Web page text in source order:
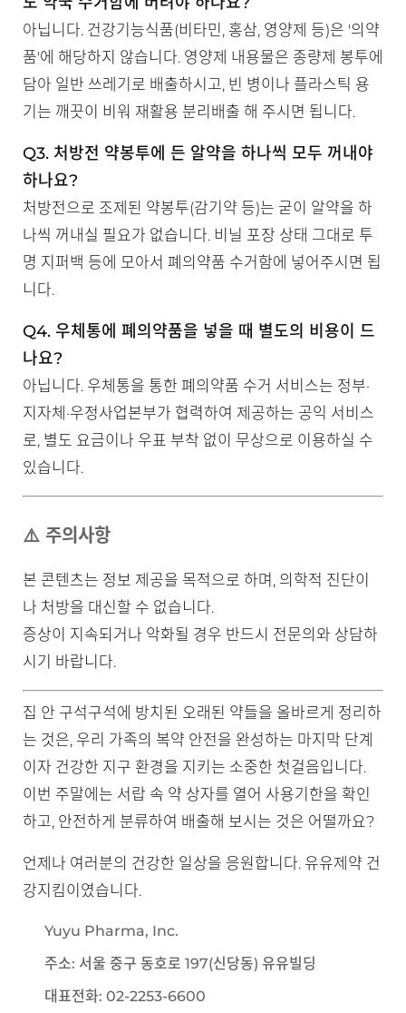
아닙니다. 건강기능식품(비타민, 홍삼, 영양제 등)은 '의약
품'에 해당하지 않습니다. 영양제 내용물은 종량제 봉투에
담아 일반 쓰레기로 배출하시고, 빈 병이나 플라스틱 용
기는 깨끗이 비워 재활용 분리배출 해 주시면 됩니다.
Q3. 처방전 약봉투에 든 알약을 하나씩 모두 꺼내야
하나요?
처방전으로 조제된 약봉투(감기약 등)는 굳이 알약을 하
나씩 꺼내실 필요가 없습니다. 비닐 포장 상태 그대로 투
명 지퍼백 등에 모아서 폐의약품 수거함에 넣어주시면 됩
니다.
Q4. 우체통에 폐의약품을 넣을 때 별도의 비용이 드
나요?
아닙니다. 우체통을 통한 폐의약품 수거 서비스는 정부·
지자체·우정사업본부가 협력하여 제공하는 공익 서비스
로, 별도 요금이나 우표 부착 없이 무상으로 이용하실 수
있습니다.
⚠️ 주의사항
본 콘텐츠는 정보 제공을 목적으로 하며, 의학적 진단이
나 처방을 대신할 수 없습니다.
증상이 지속되거나 악화될 경우 반드시 전문의와 상담하
시기 바랍니다.
집 안 구석구석에 방치된 오래된 약들을 올바르게 정리하
는 것은, 우리 가족의 복약 안전을 완성하는 마지막 단계
이자 건강한 지구 환경을 지키는 소중한 첫걸음입니다.
이번 주말에는 서랍 속 약 상자를 열어 사용기한을 확인
하고, 안전하게 분류하여 배출해 보시는 것은 어떨까요?
언제나 여러분의 건강한 일상을 응원합니다. 유유제약 건
강지킴이였습니다.
Yuyu Pharma, Inc.
주소: 서울 중구 동호로 197(신당동) 유유빌딩
대표전화: 02-2253-6600